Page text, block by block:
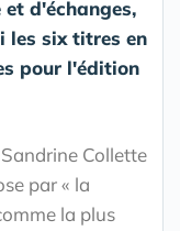
d'échanges,
les six titres en
pour l'édition
Collette
par « la
la plus